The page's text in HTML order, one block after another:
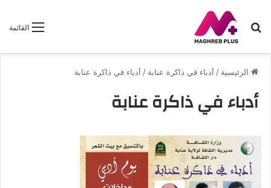
القائمة
بحث
عن
الرئيسية / أدباء في ذاكرة عنابة / أدباء في ذاكرة عنابة
أدباء في ذاكرة عنابة